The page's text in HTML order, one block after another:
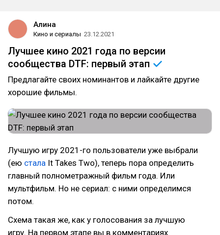
Алина
Кино и сериалы 23.12.2021
Лучшее кино 2021 года по версии
сообщества DTF: первый этап
Предлагайте своих номинантов и лайкайте другие
хорошие фильмы.
Лучшую игру 2021-го пользователи уже выбрали
(ею стала It Takes Two), теперь пора определить
главный полнометражный фильм года. Или
мультфильм. Но не сериал: с ними определимся
потом.
Схема такая же, как у голосования за лучшую
игру. На первом этапе вы в комментариях